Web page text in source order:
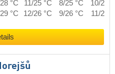
°C 11/25 °C 8/25 °C
10/24
°C 12/26 °C 9/26 °C 11/25